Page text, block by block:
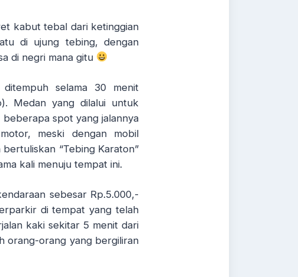
kabut tebal dari ketinggian
di ujung tebing, dengan
di negri mana gitu
selama 30 menit
Medan yang dilalui untuk
beberapa spot yang jalannya
meski dengan mobil
“Tebing Karaton”
kali menuju tempat ini.
sebesar Rp.5.000,-
di tempat yang telah
kaki sekitar 5 menit dari
orang-orang yang bergiliran